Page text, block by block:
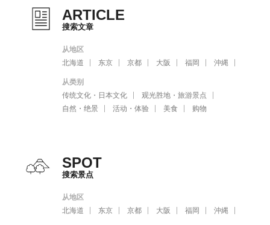
ARTICLE
搜索文章
从地区
北海道
东京 京都 大阪 福岡 沖縄
从类别
传统文化・日本文化
观光胜地・旅游景点
自然・绝景
活动・体验 美食 购物
SPOT
搜索景点
从地区
北海道
东京 京都 大阪 福岡 沖縄